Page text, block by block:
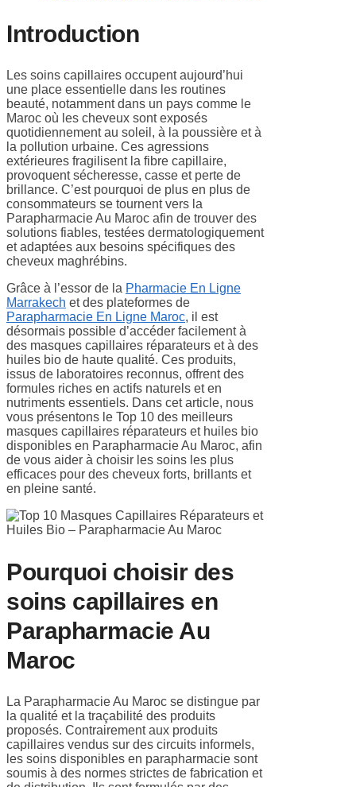
Introduction
Les soins capillaires occupent aujourd’hui
une place essentielle dans les routines
beauté, notamment dans un pays comme le
Maroc où les cheveux sont exposés
quotidiennement au soleil, à la poussière et à
la pollution urbaine. Ces agressions
extérieures fragilisent la fibre capillaire,
provoquent sécheresse, casse et perte de
brillance. C’est pourquoi de plus en plus de
consommateurs se tournent vers la
Parapharmacie Au Maroc afin de trouver des
solutions fiables, testées dermatologiquement
et adaptées aux besoins spécifiques des
cheveux maghrébins.
Grâce à l’essor de la Pharmacie En Ligne
Marrakech et des plateformes de
Parapharmacie En Ligne Maroc, il est
désormais possible d’accéder facilement à
des masques capillaires réparateurs et à des
huiles bio de haute qualité. Ces produits,
issus de laboratoires reconnus, offrent des
formules riches en actifs naturels et en
nutriments essentiels. Dans cet article, nous
vous présentons le Top 10 des meilleurs
masques capillaires réparateurs et huiles bio
disponibles en Parapharmacie Au Maroc, afin
de vous aider à choisir les soins les plus
efficaces pour des cheveux forts, brillants et
en pleine santé.
Pourquoi choisir des
soins capillaires en
Parapharmacie Au
Maroc
La Parapharmacie Au Maroc se distingue par
la qualité et la traçabilité des produits
proposés. Contrairement aux produits
capillaires vendus sur des circuits informels,
les soins disponibles en parapharmacie sont
soumis à des normes strictes de fabrication et